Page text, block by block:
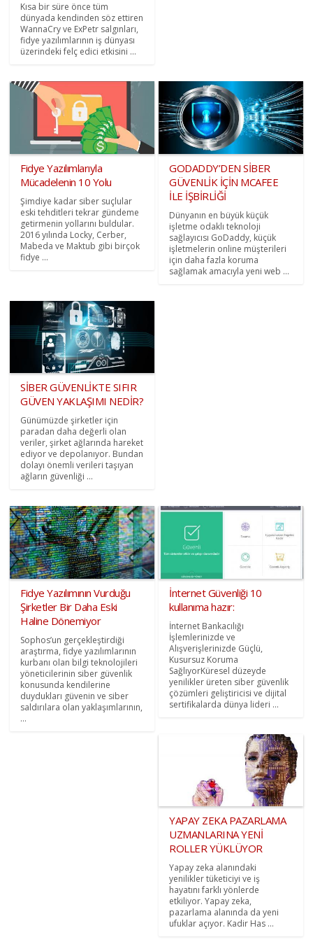
Kısa bir süre önce tüm
dünyada kendinden söz ettiren
WannaCry ve ExPetr salgınları,
fidye yazılımlarının iş dünyası
üzerindeki felç edici etkisini ...
Fidye Yazılımlarıyla
Mücadelenin 10 Yolu
Şimdiye kadar siber suçlular
eski tehditleri tekrar gündeme
getirmenin yollarını buldular.
2016 yılında Locky, Cerber,
Mabeda ve Maktub gibi birçok
fidye ...
GODADDY’DEN SİBER
GÜVENLİK İÇİN MCAFEE
İLE İŞBİRLİĞİ
Dünyanın en büyük küçük
işletme odaklı teknoloji
sağlayıcısı GoDaddy, küçük
işletmelerin online müşterileri
için daha fazla koruma
sağlamak amacıyla yeni web ...
SİBER GÜVENLİKTE SIFIR
GÜVEN YAKLAŞIMI NEDİR?
Günümüzde şirketler için
paradan daha değerli olan
veriler, şirket ağlarında hareket
ediyor ve depolanıyor. Bundan
dolayı önemli verileri taşıyan
ağların güvenliği ...
Fidye Yazılımının Vurduğu
Şirketler Bir Daha Eski
Haline Dönemiyor
Sophos’un gerçekleştirdiği
araştırma, fidye yazılımlarının
kurbanı olan bilgi teknolojileri
yöneticilerinin siber güvenlik
konusunda kendilerine
duydukları güvenin ve siber
saldırılara olan yaklaşımlarının,
...
İnternet Güvenliği 10
kullanıma hazır:
İnternet Bankacılığı
İşlemlerinizde ve
Alışverişlerinizde Güçlü,
Kusursuz Koruma
SağlıyorKüresel düzeyde
yenilikler üreten siber güvenlik
çözümleri geliştiricisi ve dijital
sertifikalarda dünya lideri ...
YAPAY ZEKA PAZARLAMA
UZMANLARINA YENİ
ROLLER YÜKLÜYOR
Yapay zeka alanındaki
yenilikler tüketiciyi ve iş
hayatını farklı yönlerde
etkiliyor. Yapay zeka,
pazarlama alanında da yeni
ufuklar açıyor. Kadir Has ...